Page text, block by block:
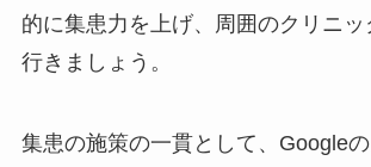
的に集患力を上げ、周囲のクリニッ
行きましょう。
集患の施策の一貫として、Google